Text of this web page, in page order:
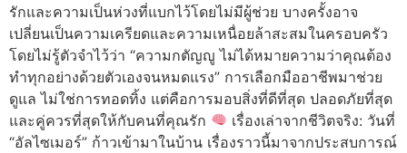
รักและความเป็นห่วงที่แบกไว้โดยไม่มีผู้ช่วย บางครั้งอาจ
เปลี่ยนเป็นความเครียดและความเหนื่อยล้าสะสมในครอบครัว
โดยไม่รู้ตัวจำไว้ว่า “ความกตัญญู ไม่ได้หมายความว่าคุณต้อง
ทำทุกอย่างด้วยตัวเองจนหมดแรง” การเลือกมืออาชีพมาช่วย
ดูแล ไม่ใช่การทอดทิ้ง แต่คือการมอบสิ่งที่ดีที่สุด ปลอดภัยที่สุด
และคู่ควรที่สุดให้กับคนที่คุณรัก
เรื่องเล่าจากชีวิตจริง: วันที่
“อัลไซเมอร์” ก้าวเข้ามาในบ้าน เรื่องราวนี้มาจากประสบการณ์